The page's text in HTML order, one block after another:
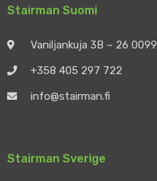
Stairman Suomi
Vaniljankuja 3B – 26
+358 405 297 722
info@stairman.fi
Stairman Sverige